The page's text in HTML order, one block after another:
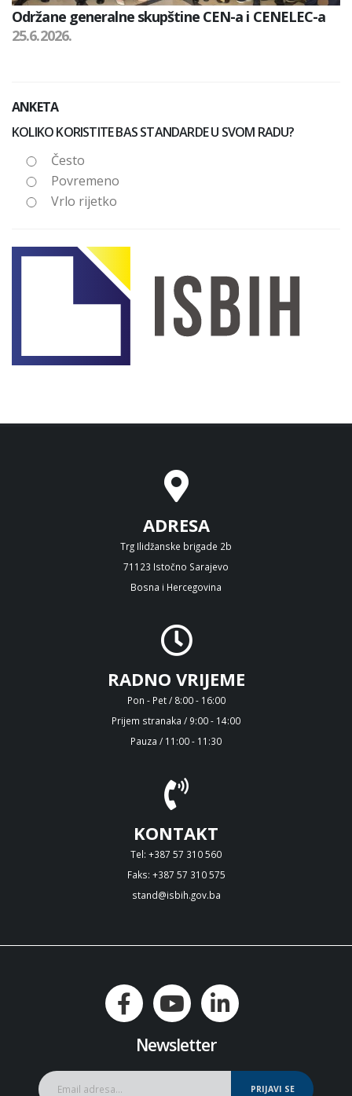
Održane generalne skupštine CEN-a i CENELEC-a
25.6.2026.
ANKETA
KOLIKO KORISTITE BAS STANDARDE U SVOM RADU?
Često
Povremeno
Vrlo rijetko
ADRESA
Trg Ilidžanske brigade 2b
71123 Istočno Sarajevo
Bosna i Hercegovina
RADNO VRIJEME
Pon - Pet / 8:00 - 16:00
Prijem stranaka / 9:00 - 14:00
Pauza / 11:00 - 11:30
KONTAKT
Tel: +387 57 310 560
Faks: +387 57 310 575
stand@isbih.gov.ba
Newsletter
PRIJAVI SE